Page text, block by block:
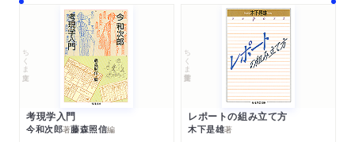
ちくま文庫
考現学入門
今和次郎著藤森照信編
ちくま学芸文庫
レポートの組み立て方
木下是雄著